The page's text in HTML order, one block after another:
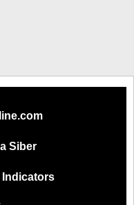
Siber